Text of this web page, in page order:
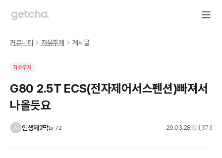
커뮤니티 자유주제 게시글
자유주제
G80 2.5T ECS(전자제어서스펜션)빠져서
나올듯요
인생제2막Lv 72 20.03.28 1,373